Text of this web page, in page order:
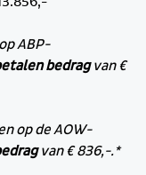
ABP-
bedragvan €
op de AOW-
van € 836,-.*